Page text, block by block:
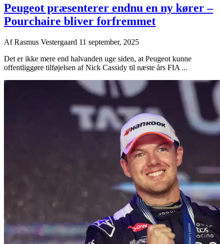
Peugeot præsenterer endnu en ny kører –
Pourchaire bliver forfremmet
AfRasmus Vestergaard 11 september, 2025
Det er ikke mere end halvanden uge siden, at Peugeot kunne
offentliggøre tilføjelsen af Nick Cassidy til næste års FIA ...